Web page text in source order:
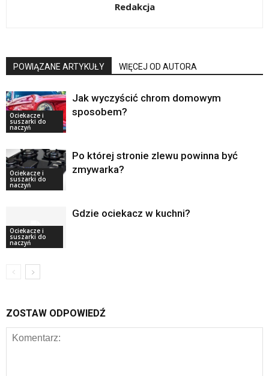
Redakcja
POWIĄZANE ARTYKUŁY WIĘCEJ OD AUTORA
Ociekacze i
suszarki do
naczyń
Jak wyczyścić chrom domowym
sposobem?
Ociekacze i
suszarki do
naczyń
Po której stronie zlewu powinna być
zmywarka?
Ociekacze i
suszarki do
naczyń
Gdzie ociekacz w kuchni?
ZOSTAW ODPOWIEDŹ